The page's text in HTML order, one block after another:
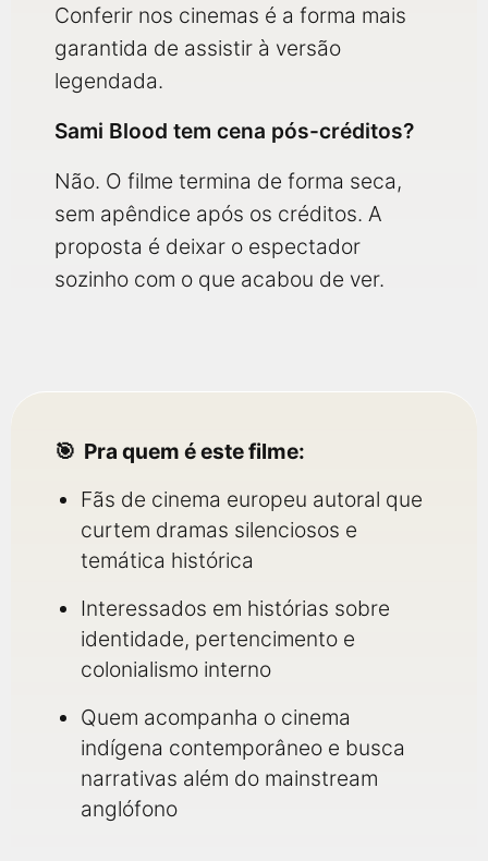
Conferir nos cinemas é a forma mais
garantida de assistir à versão
legendada.
Sami Blood tem cena pós-créditos?
Não. O filme termina de forma seca,
sem apêndice após os créditos. A
proposta é deixar o espectador
sozinho com o que acabou de ver.
Pra quem é este filme:
Fãs de cinema europeu autoral que
curtem dramas silenciosos e
temática histórica
Interessados em histórias sobre
identidade, pertencimento e
colonialismo interno
Quem acompanha o cinema
indígena contemporâneo e busca
narrativas além do mainstream
anglófono